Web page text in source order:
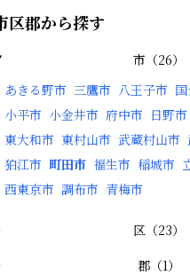
区郡から探す
市 （26）
あきる野市 三鷹市 八王子市
小平市 小金井市 府中市 日野市
東大和市 東村山市 武蔵村山市
狛江市 町田市 福生市 稲城市
西東京市 調布市 青梅市
区（23）
郡（1）